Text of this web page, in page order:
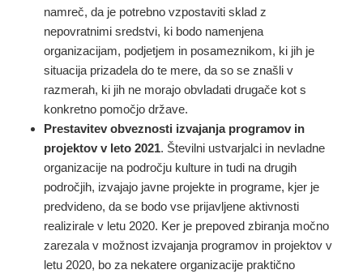
namreč, da je potrebno vzpostaviti sklad z
nepovratnimi sredstvi, ki bodo namenjena
organizacijam, podjetjem in posameznikom, ki jih je
situacija prizadela do te mere, da so se znašli v
razmerah, ki jih ne morajo obvladati drugače kot s
konkretno pomočjo države.
Prestavitev obveznosti izvajanja programov in
projektov v leto 2021. Številni ustvarjalci in nevladne
organizacije na področju kulture in tudi na drugih
področjih, izvajajo javne projekte in programe, kjer je
predvideno, da se bodo vse prijavljene aktivnosti
realizirale v letu 2020. Ker je prepoved zbiranja močno
zarezala v možnost izvajanja programov in projektov v
letu 2020, bo za nekatere organizacije praktično